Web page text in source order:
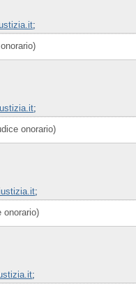
;
;
onorario)
;
;